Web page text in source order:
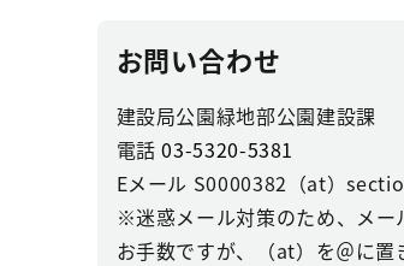
お問い合わせ
建設局公園緑地部公園建設課
電話03-5320-5381
Eメール S0000382（at）
※迷惑メール対策のため、メー
お手数ですが、（at）を＠に置